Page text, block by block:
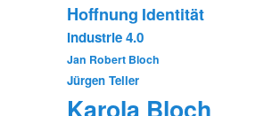
Hoffnung Identität
Industrie 4.0
Jan Robert Bloch
Jürgen Teller
Karola Bloch